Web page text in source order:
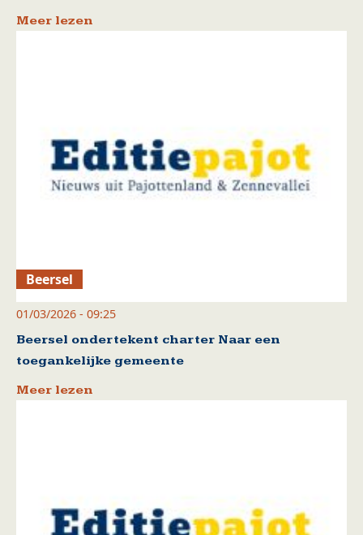
Meer lezen
Beersel
01/03/2026 - 09:25
Beersel ondertekent charter Naar een
toegankelijke gemeente
Meer lezen